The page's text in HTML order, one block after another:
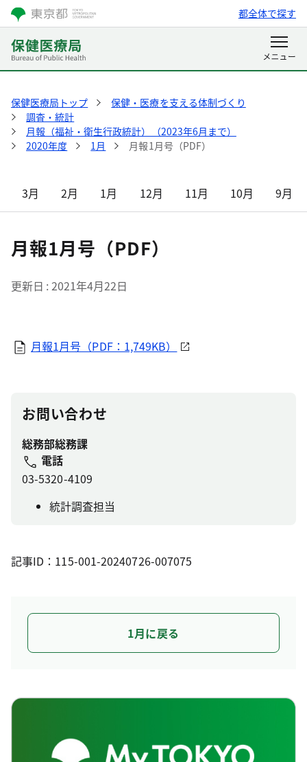
都全体で探す
保健医療局トップ
保健・医療を支える体制づくり
調査・統計
月報（福祉・衛生行政統計）（2023年6月まで）
2020年度
1月 月報1月号（PDF）
3月 2月 1月 12月 11月 10月 9月
月報1月号（PDF）
更新日 2021年4月22日
月報1月号（PDF：1,749KB）
お問い合わせ
総務部総務課
電話
03-5320-4109
統計調査担当
記事ID：115-001-20240726-007075
1月に戻る